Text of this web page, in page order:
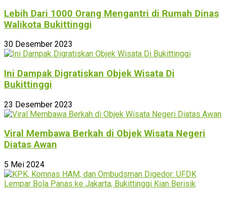
Lebih Dari 1000 Orang Mengantri di Rumah Dinas
Walikota Bukittinggi
30 Desember 2023
Ini Dampak Digratiskan Objek Wisata Di
Bukittinggi
23 Desember 2023
Viral Membawa Berkah di Objek Wisata Negeri
Diatas Awan
5 Mei 2024